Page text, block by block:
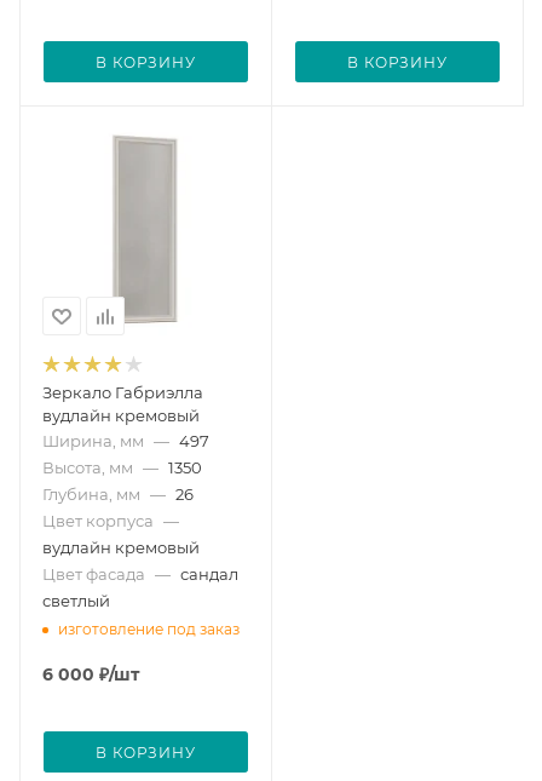
В КОРЗИНУ В КОРЗИНУ
Зеркало Габриэлла
вудлайн кремовый
Ширина, мм — 497
Высота, мм — 1350
Глубина, мм — 26
Цвет корпуса —
вудлайн кремовый
Цвет фасада — сандал
светлый
изготовление под заказ
6 000 ₽/шт
В КОРЗИНУ